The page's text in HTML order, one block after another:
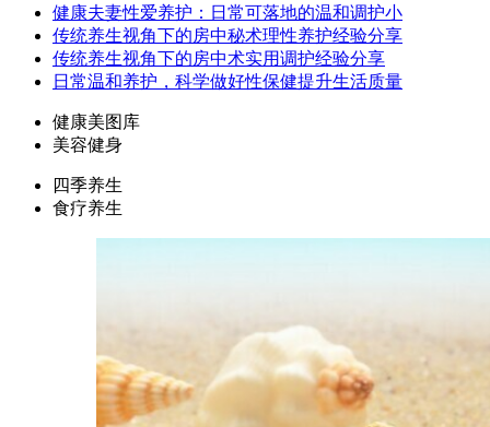
健康夫妻性爱养护：日常可落地的温和调护小
传统养生视角下的房中秘术理性养护经验分享
传统养生视角下的房中术实用调护经验分享
日常温和养护，科学做好性保健提升生活质量
健康美图库
美容健身
四季养生
食疗养生